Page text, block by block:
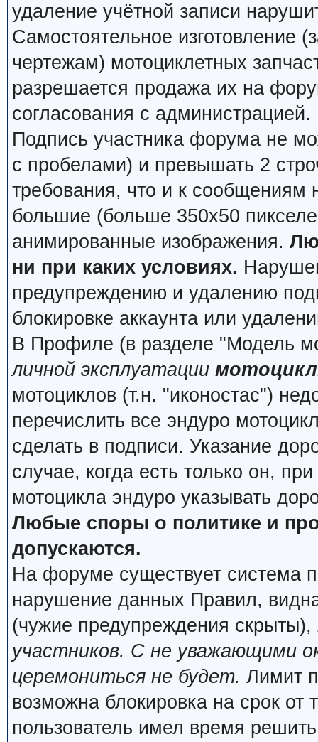
удаление учётной записи
Самостоятельное изготовление
чертежам) мотоциклетных
разрешается продажа их на
согласования с администрацией.
Подпись участника форума не
с пробелами) и превышать 2
требования, что и к
большие (больше 350x50
анимированные изображения.
ни при каких условиях.
предупреждению и удалению
блокировке аккаунта или
В Профиле (в разделе "Модель
личной эксплуатации
мотоциклов (т.н. "иконостас")
перечислить все эндуро
сделать в подписи. Указание
случае, когда есть только он,
мотоцикла эндуро указывать
Любые споры о политике и
допускаются.
На форуме существует система
нарушение данных Правил,
(чужие предупреждения скрыты),
участников. С не уважающими
церемониться не будет. Лимит
возможна блокировка на срок от
пользователь имел время